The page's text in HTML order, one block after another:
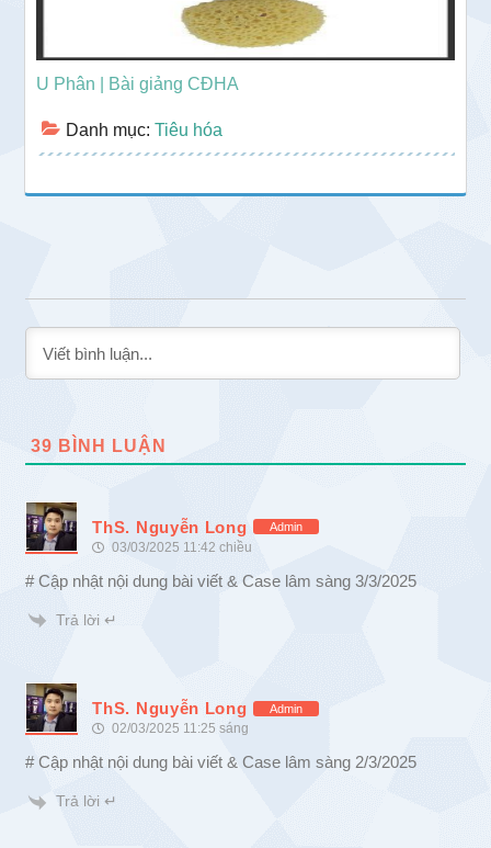
U Phân | Bài giảng CĐHA
Danh mục:Tiêu hóa
39 BÌNH LUẬN
ThS. Nguyễn Long Admin
03/03/2025 11:42 chiều
# Cập nhật nội dung bài viết & Case lâm sàng 3/3/2025
Trả lời ↵
ThS. Nguyễn Long Admin
02/03/2025 11:25 sáng
# Cập nhật nội dung bài viết & Case lâm sàng 2/3/2025
Trả lời ↵